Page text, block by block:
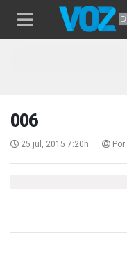
006
25 jul, 2015 7:20h Por